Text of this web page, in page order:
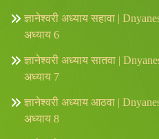
ज्ञानेश्वरी अध्याय सहावा |
अध्याय 6
ज्ञानेश्वरी अध्याय सातवा |
अध्याय 7
ज्ञानेश्वरी अध्याय आठवा |
अध्याय 8